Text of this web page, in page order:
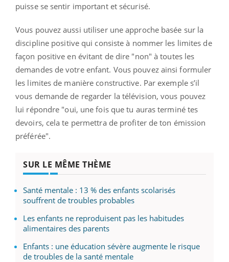
puisse se sentir important et sécurisé.
Vous pouvez aussi utiliser une approche basée sur la
discipline positive qui consiste à nommer les limites de
façon positive en évitant de dire "non" à toutes les
demandes de votre enfant. Vous pouvez ainsi formuler
les limites de manière constructive. Par exemple s’il
vous demande de regarder la télévision, vous pouvez
lui répondre "oui, une fois que tu auras terminé tes
devoirs, cela te permettra de profiter de ton émission
préférée".
SUR LE MÊME THÈME
Santé mentale : 13 % des enfants scolarisés
souffrent de troubles probables
Les enfants ne reproduisent pas les habitudes
alimentaires des parents
Enfants : une éducation sévère augmente le risque
de troubles de la santé mentale